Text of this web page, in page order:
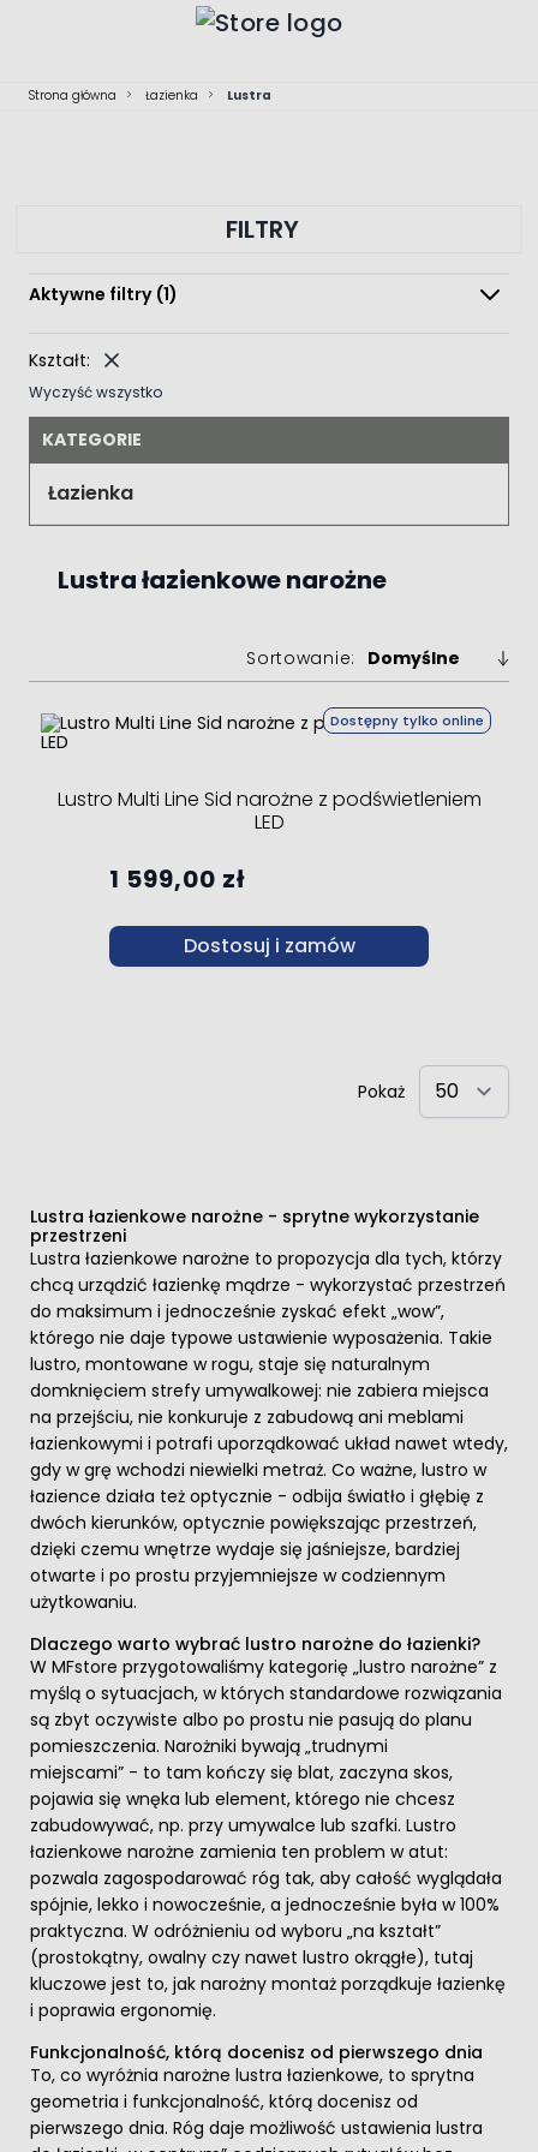
Strona główna > Łazienka > Lustra
FILTRY
Aktywne filtry (1)
Kształt:
Wyczyść wszystko
KATEGORIE
Łazienka
Lustra łazienkowe narożne
Sortowanie:
Dostępny tylko online
Lustro Multi Line Sid narożne z podświetleniem
LED
1 599,00 zł
Dostosuj i zamów
Pokaż
Lustra łazienkowe narożne - sprytne wykorzystanie
przestrzeni
Lustra łazienkowe narożne to propozycja dla tych, którzy
chcą urządzić łazienkę mądrze - wykorzystać przestrzeń
do maksimum i jednocześnie zyskać efekt „wow”,
którego nie daje typowe ustawienie wyposażenia. Takie
lustro, montowane w rogu, staje się naturalnym
domknięciem strefy umywalkowej: nie zabiera miejsca
na przejściu, nie konkuruje z zabudową ani meblami
łazienkowymi i potrafi uporządkować układ nawet wtedy,
gdy w grę wchodzi niewielki metraż. Co ważne, lustro w
łazience działa też optycznie - odbija światło i głębię z
dwóch kierunków, optycznie powiększając przestrzeń,
dzięki czemu wnętrze wydaje się jaśniejsze, bardziej
otwarte i po prostu przyjemniejsze w codziennym
użytkowaniu.
Dlaczego warto wybrać lustro narożne do łazienki?
W MFstore przygotowaliśmy kategorię „lustro narożne” z
myślą o sytuacjach, w których standardowe rozwiązania
są zbyt oczywiste albo po prostu nie pasują do planu
pomieszczenia. Narożniki bywają „trudnymi
miejscami” - to tam kończy się blat, zaczyna skos,
pojawia się wnęka lub element, którego nie chcesz
zabudowywać, np. przy umywalce lub szafki. Lustro
łazienkowe narożne zamienia ten problem w atut:
pozwala zagospodarować róg tak, aby całość wyglądała
spójnie, lekko i nowocześnie, a jednocześnie była w 100%
praktyczna. W odróżnieniu od wyboru „na kształt”
(prostokątny, owalny czy nawet lustro okrągłe), tutaj
kluczowe jest to, jak narożny montaż porządkuje łazienkę
i poprawia ergonomię.
Funkcjonalność, którą docenisz od pierwszego dnia
To, co wyróżnia narożne lustra łazienkowe, to sprytna
geometria i funkcjonalność, którą docenisz od
pierwszego dnia. Róg daje możliwość ustawienia lustra